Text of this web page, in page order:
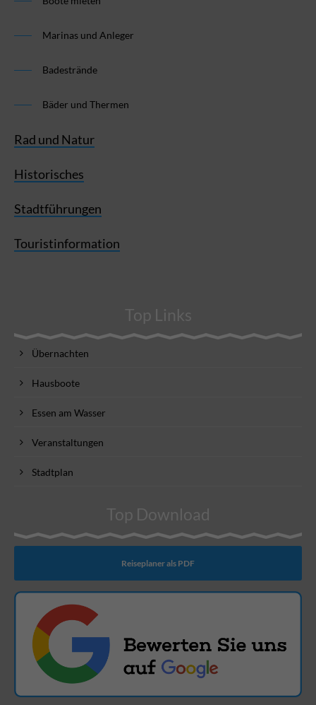
Marinas und Anleger
Badestrände
Bäder und Thermen
Rad und Natur
Historisches
Stadtführungen
Touristinformation
Top Links
Übernachten
Hausboote
Essen am Wasser
Veranstaltungen
Stadtplan
Top Download
Reiseplaner als PDF